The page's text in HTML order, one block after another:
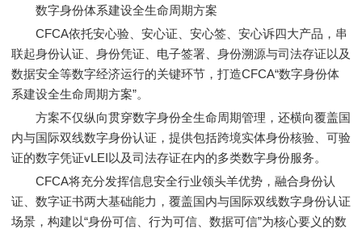
数字身份体系建设全生命周期方案
CFCA依托安心验、安心证、安心签、安心诉四大产品，串
联起身份认证、身份凭证、电子签署、身份溯源与司法存证以及
数据安全等数字经济运行的关键环节，打造CFCA“数字身份体
系建设全生命周期方案”。
方案不仅纵向贯穿数字身份全生命周期管理，还横向覆盖国
内与国际双线数字身份认证，提供包括跨境实体身份核验、可验
证的数字凭证vLEI以及司法存证在内的多类数字身份服务。
CFCA将充分发挥信息安全行业领头羊优势，融合身份认
证、数字证书两大基础能力，覆盖国内与国际双线数字身份认证
场景，构建以“身份可信、行为可信、数据可信”为核心要义的数